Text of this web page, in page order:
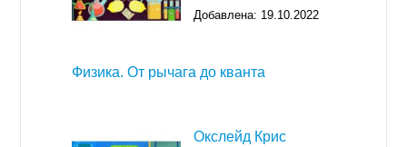
Добавлена: 19.10.2022
Физика. От рычага до кванта
Окслейд Крис